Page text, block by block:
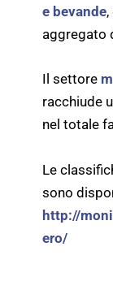
e bevande
aggregato
Il settore
racchiude
nel totale
Le
sono
http://
ero/